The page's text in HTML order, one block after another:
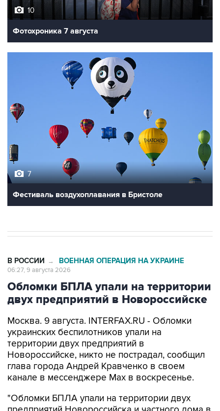
10
Фотохроника 7 августа
7
Фестиваль воздухоплавания в Бристоле
В РОССИИ → ВОЕННАЯ ОПЕРАЦИЯ НА УКРАИНЕ
06:27, 9 августа 2026
Обломки БПЛА упали на территории
двух предприятий в Новороссийске
Москва. 9 августа. INTERFAX.RU - Обломки
украинских беспилотников упали на
территории двух предприятий в
Новороссийске, никто не пострадал, сообщил
глава города Андрей Кравченко в своем
канале в мессенджере Max в воскресенье.
"Обломки БПЛА упали на территории двух